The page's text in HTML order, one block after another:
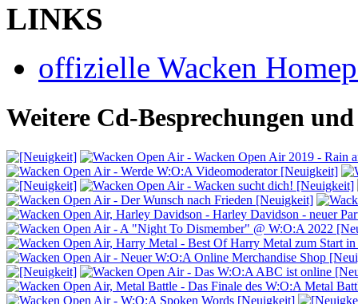
LINKS
offizielle Wacken
Weitere Cd-Besprechungen